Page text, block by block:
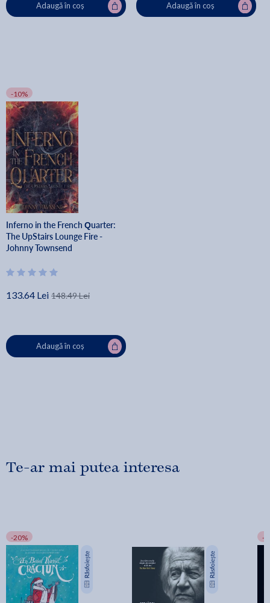
Adaugă în coș Adaugă în coș
-10%
Inferno in the French Quarter:
The UpStairs Lounge Fire -
Johnny Townsend
133.64 Lei 148.49 Lei
Adaugă în coș
Te-ar mai putea interesa
-20% -